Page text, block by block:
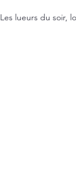
Les lueurs du soir,